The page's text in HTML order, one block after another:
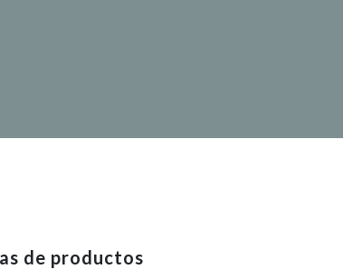
de productos